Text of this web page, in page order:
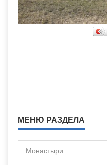
МЕНЮ РАЗДЕЛА
Монастыри